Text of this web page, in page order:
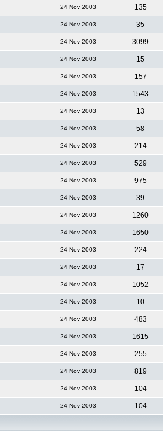
24 Nov 2003 135
24 Nov 2003 35
24 Nov 2003 3099
24 Nov 2003 15
24 Nov 2003 157
24 Nov 2003 1543
24 Nov 2003 13
24 Nov 2003 58
24 Nov 2003 214
24 Nov 2003 529
24 Nov 2003 975
24 Nov 2003 39
24 Nov 2003 1260
24 Nov 2003 1650
24 Nov 2003 224
24 Nov 2003 17
24 Nov 2003 1052
24 Nov 2003 10
24 Nov 2003 483
24 Nov 2003 1615
24 Nov 2003 255
24 Nov 2003 819
24 Nov 2003 104
24 Nov 2003 104